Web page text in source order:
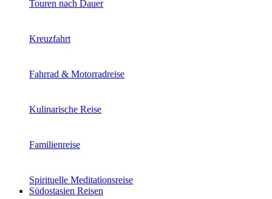
Touren nach Dauer
Kreuzfahrt
Fahrrad & Motorradreise
Kulinarische Reise
Familienreise
Spirituelle Meditationsreise
Südostasien Reisen